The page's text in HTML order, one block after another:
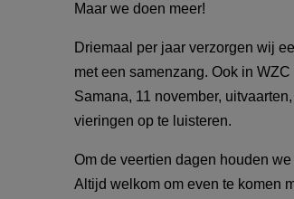
Maar we doen meer!
Driemaal per jaar verzorgen wij
met een samenzang. Ook in
Samana, 11 november,
vieringen op te luisteren.
Om de veertien dagen houden
Altijd welkom om even te komen